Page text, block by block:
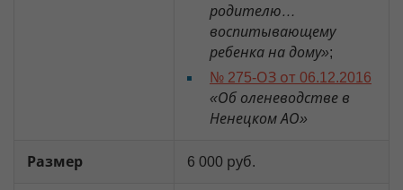
родителю…
воспитывающему
ребенка на дому»;
№ 275-ОЗ от 06.12.2016
«Об оленеводстве в
Ненецком АО»
Размер 6 000 руб.